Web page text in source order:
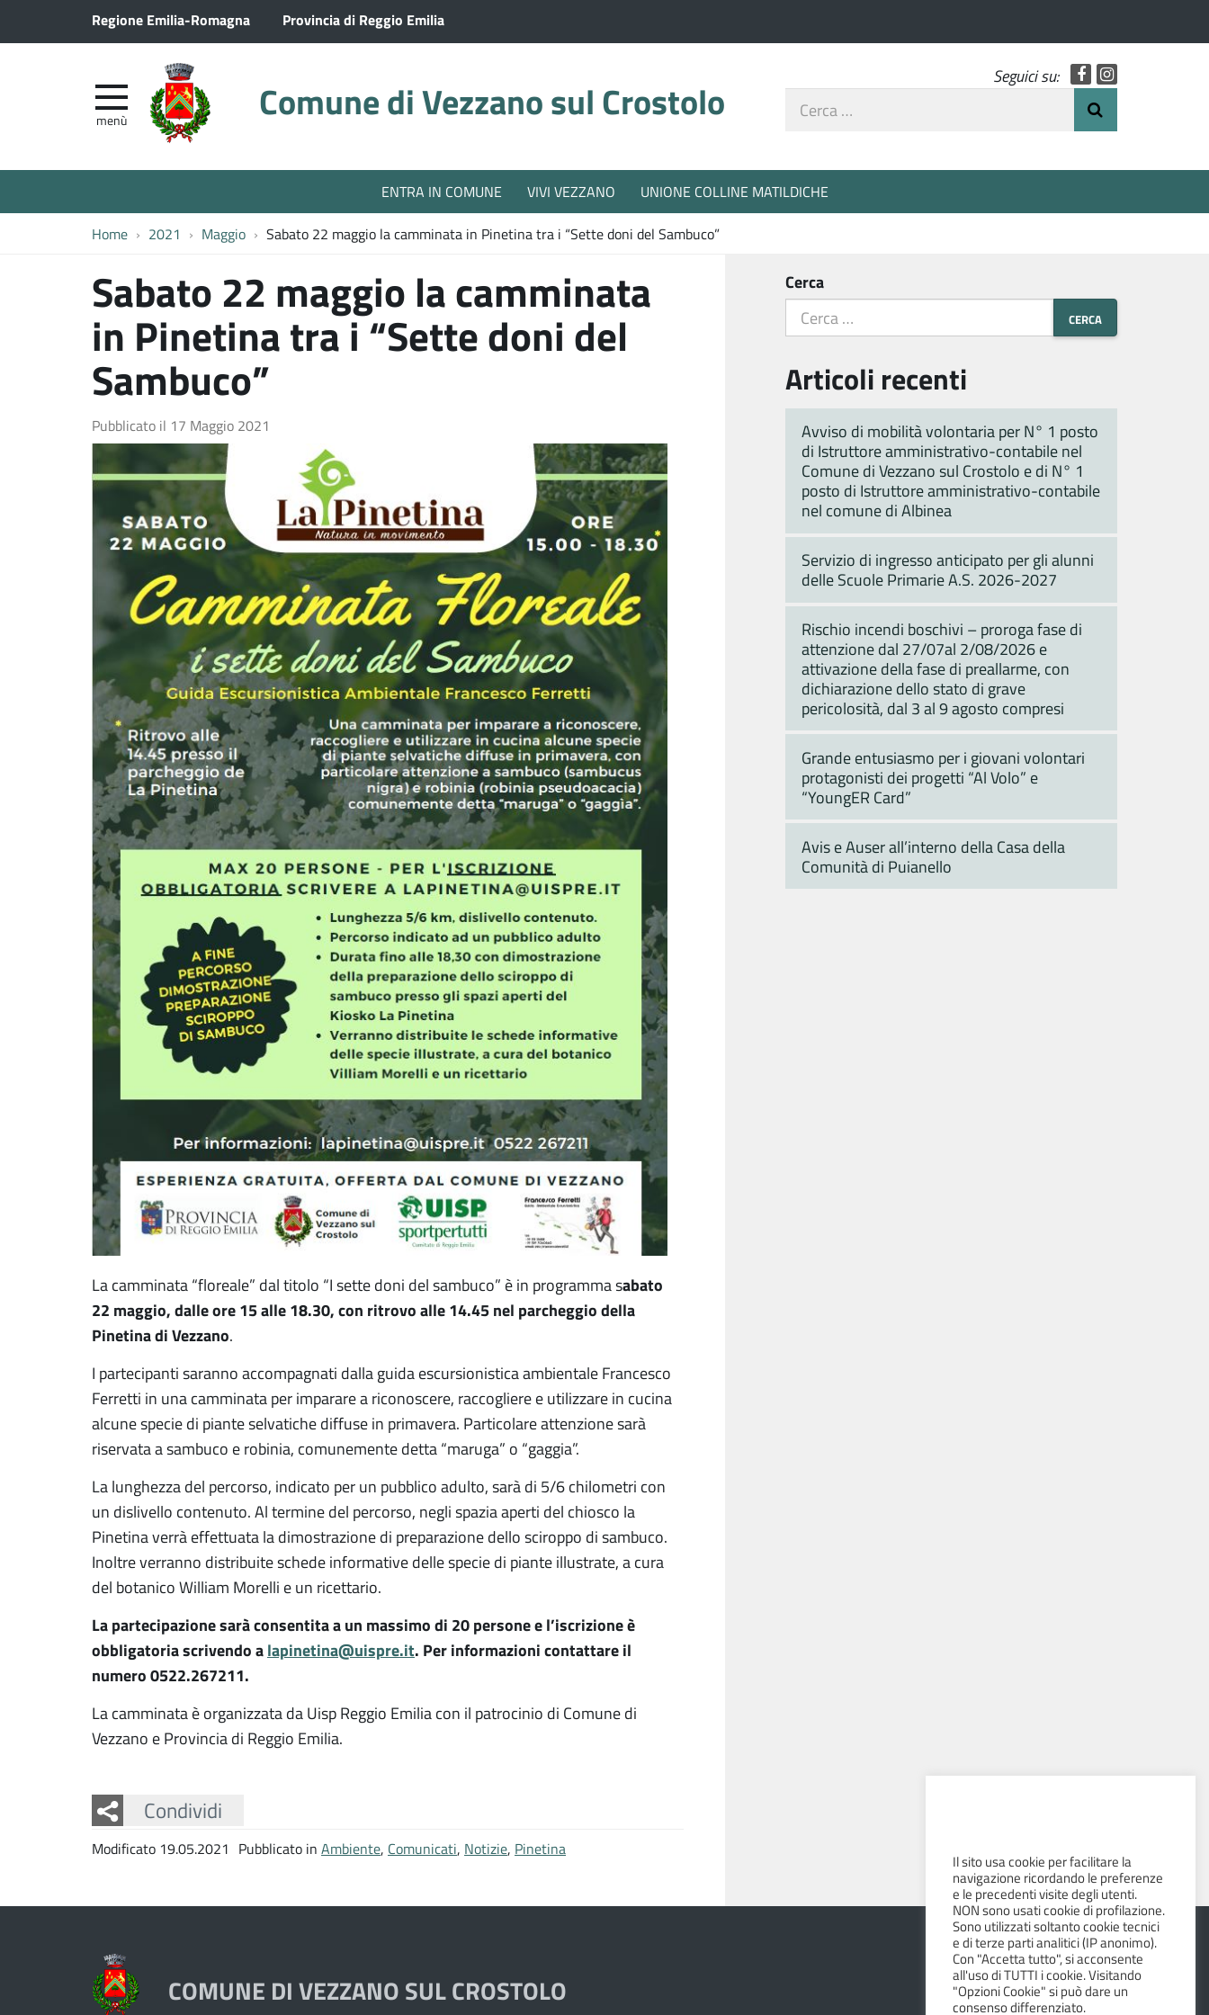
Regione Emilia-Romagna Provincia di Reggio Emilia
Comune di Vezzano sul Crostolo
menù
Seguici su: Facebook
Cerca
ENTRA IN COMUNE VIVI VEZZANO UNIONE COLLINE MATILDICHE
Home 2021 Maggio Sabato 22 maggio la camminata in Pinetina tra i “Sette doni del Sambuco”
Sabato 22 maggio la camminata
in Pinetina tra i “Sette doni del
Sambuco”
Pubblicato il 17 Maggio 2021
La camminata “floreale” dal titolo “I sette doni del sambuco” è in programma sabato
22 maggio, dalle ore 15 alle 18.30, con ritrovo alle 14.45 nel parcheggio della
Pinetina di Vezzano.
I partecipanti saranno accompagnati dalla guida escursionistica ambientale Francesco
Ferretti in una camminata per imparare a riconoscere, raccogliere e utilizzare in cucina
alcune specie di piante selvatiche diffuse in primavera. Particolare attenzione sarà
riservata a sambuco e robinia, comunemente detta “maruga” o “gaggia”.
La lunghezza del percorso, indicato per un pubblico adulto, sarà di 5/6 chilometri con
un dislivello contenuto. Al termine del percorso, negli spazia aperti del chiosco la
Pinetina verrà effettuata la dimostrazione di preparazione dello sciroppo di sambuco.
Inoltre verranno distribuite schede informative delle specie di piante illustrate, a cura
del botanico William Morelli e un ricettario.
La partecipazione sarà consentita a un massimo di 20 persone e l’iscrizione è
obbligatoria scrivendo alapinetina@uispre.it. Per informazioni contattare il
numero 0522.267211.
La camminata è organizzata da Uisp Reggio Emilia con il patrocinio di Comune di
Vezzano e Provincia di Reggio Emilia.
Condividi
Facebook
Twitter
Whatsapp
Modificato 19.05.2021 Pubblicato in Ambiente, Comunicati, Notizie, Pinetina
Cerca
Articoli recenti
Avviso di mobilità volontaria per N° 1 posto
di Istruttore amministrativo-contabile nel
Comune di Vezzano sul Crostolo e di N° 1
posto di Istruttore amministrativo-contabile
nel comune di Albinea
Servizio di ingresso anticipato per gli alunni
delle Scuole Primarie A.S. 2026-2027
Rischio incendi boschivi – proroga fase di
attenzione dal 27/07al 2/08/2026 e
attivazione della fase di preallarme, con
dichiarazione dello stato di grave
pericolosità, dal 3 al 9 agosto compresi
Grande entusiasmo per i giovani volontari
protagonisti dei progetti “Al Volo” e
“YoungER Card”
Avis e Auser all’interno della Casa della
Comunità di Puianello
COMUNE DI VEZZANO SUL CROSTOLO
Il sito usa cookie per facilitare la
navigazione ricordando le preferenze
e le precedenti visite degli utenti.
NON sono usati cookie di profilazione.
Sono utilizzati soltanto cookie tecnici
e di terze parti analitici (IP anonimo).
Con "Accetta tutto", si acconsente
all'uso di TUTTI i cookie. Visitando
"Opzioni Cookie" si può dare un
consenso differenziato.